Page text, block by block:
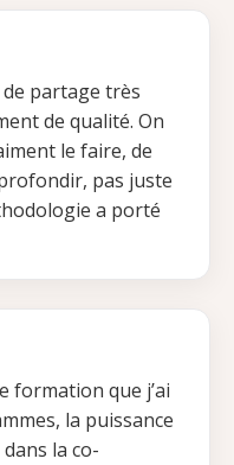
partage très
de qualité. On
le faire, de
pas juste
a porté
formation que j’ai
la puissance
la co-